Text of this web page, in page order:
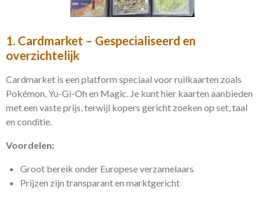
1. Cardmarket – Gespecialiseerd en
overzichtelijk
Cardmarket is een platform speciaal voor ruilkaarten zoals
Pokémon, Yu-Gi-Oh en Magic. Je kunt hier kaarten aanbieden
met een vaste prijs, terwijl kopers gericht zoeken op set, taal
en conditie.
Voordelen:
Groot bereik onder Europese verzamelaars
Prijzen zijn transparant en marktgericht